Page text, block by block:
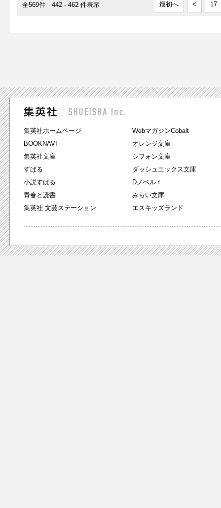
全569件 442 - 462 件表示 最初へ < 17
集英社ホームページ
BOOKNAVI
集英社文庫
すばる
小説すばる
青春と読書
集英社 文芸ステーション
WebマガジンCobalt
オレンジ文庫
シフォン文庫
ダッシュエックス文庫
Dノベルｆ
みらい文庫
エスキッズランド